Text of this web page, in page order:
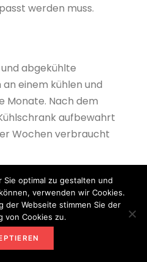
werden muss.
abgekühlte
einem kühlen und
Monate. Nach dem
aufbewahrt
Wochen verbraucht
und Genießen deiner
Marmelade mit
und Haltbarkeit von
Sie optimal zu gestalten und
verwenden wir Cookies.
der Webseite stimmen Sie der
von Cookies zu.